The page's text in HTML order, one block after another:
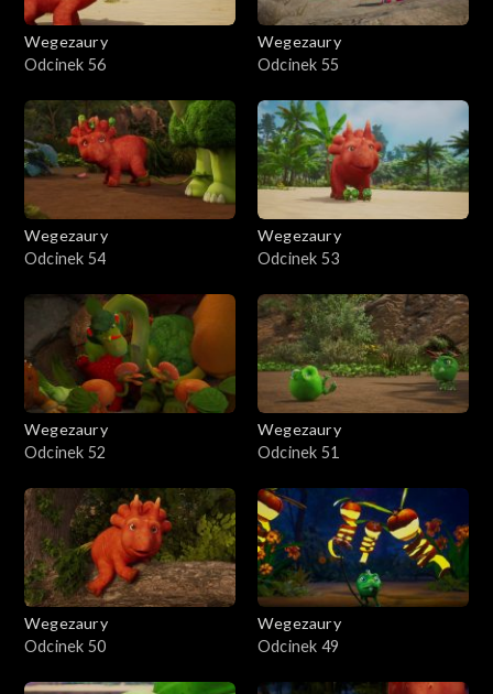
Wegezaury
Odcinek 56
Wegezaury
Odcinek 55
Wegezaury
Odcinek 54
Wegezaury
Odcinek 53
Wegezaury
Odcinek 52
Wegezaury
Odcinek 51
Wegezaury
Odcinek 50
Wegezaury
Odcinek 49